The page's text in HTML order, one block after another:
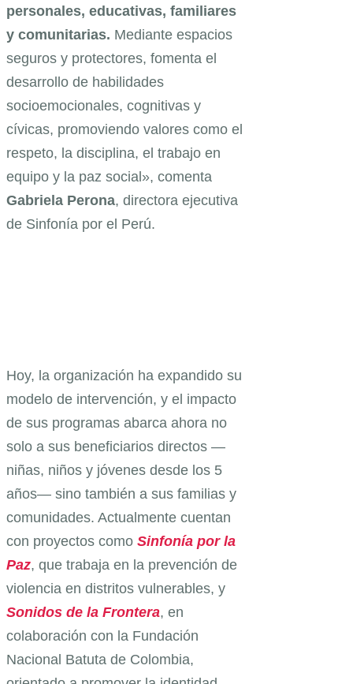
personales, educativas, familiares
y comunitarias. Mediante espacios
seguros y protectores, fomenta el
desarrollo de habilidades
socioemocionales, cognitivas y
cívicas, promoviendo valores como el
respeto, la disciplina, el trabajo en
equipo y la paz social», comenta
Gabriela Perona, directora ejecutiva
de Sinfonía por el Perú.
Hoy, la organización ha expandido su
modelo de intervención, y el impacto
de sus programas abarca ahora no
solo a sus beneficiarios directos —
niñas, niños y jóvenes desde los 5
años— sino también a sus familias y
comunidades. Actualmente cuentan
con proyectos como Sinfonía por la
Paz, que trabaja en la prevención de
violencia en distritos vulnerables, y
Sonidos de la Frontera, en
colaboración con la Fundación
Nacional Batuta de Colombia,